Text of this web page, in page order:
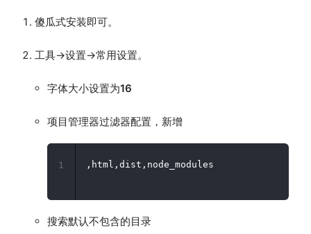
傻瓜式安装即可。
工具→设置→常用设置。
字体大小设置为16
项目管理器过滤器配置，新增
1
搜索默认不包含的目录